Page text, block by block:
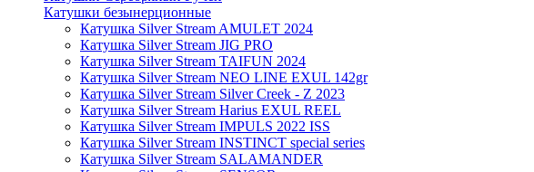
Катушки безынерционные
Катушка Silver Stream AMULET 2024
Катушка Silver Stream JIG PRO
Катушка Silver Stream TAIFUN 2024
Катушка Silver Stream NEO LINE EXUL 142gr
Катушка Silver Stream Silver Creek - Z 2023
Катушка Silver Stream Harius EXUL REEL
Катушка Silver Stream IMPULS 2022 ISS
Катушка Silver Stream INSTINCT special series
Катушка Silver Stream SALAMANDER